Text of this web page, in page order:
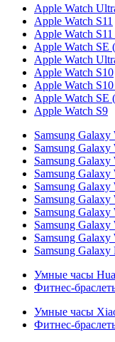
Apple Watch
Apple Watch S11
Apple Watch
Apple Watch SE
Apple Watch
Apple Watch S10
Apple Watch
Apple Watch SE
Apple Watch S9
Samsung Galaxy
Samsung Galaxy
Samsung Galaxy
Samsung Galaxy
Samsung Galaxy
Samsung Galaxy
Samsung Galaxy
Samsung Galaxy
Samsung Galaxy
Samsung Galaxy
Умные часы
Фитнес-
Умные часы
Фитнес-